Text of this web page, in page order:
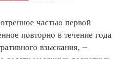
частью первой
повторно в течение года
взыскания, –